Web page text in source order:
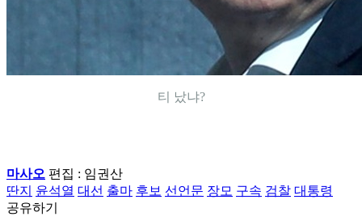
티 났냐?
마사오 편집 : 임권산
딴지
윤석열 대선 출마 후보 선언문 장모 구속 검찰 대통령
공유하기